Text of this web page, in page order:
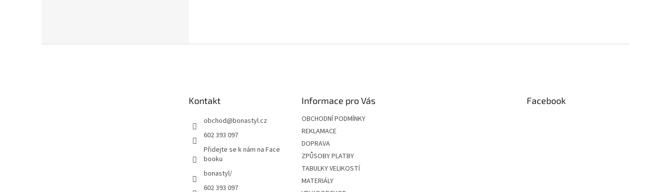
Kontakt
obchod@bonastyl.cz
602 393 097
Přidejte se k nám na Face
booku
bonastyl/
602 393 097
Informace pro Vás
OBCHODNÍ PODMÍNKY
REKLAMACE
DOPRAVA
ZPŮSOBY PLATBY
TABULKY VELIKOSTÍ
MATERIÁLY
Facebook